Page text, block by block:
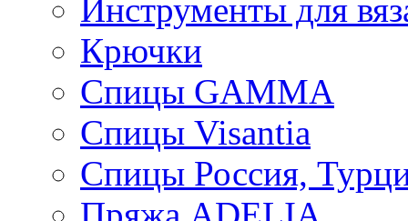
Инструменты для
Крючки
Спицы GAMMA
Спицы Visantia
Спицы Россия,